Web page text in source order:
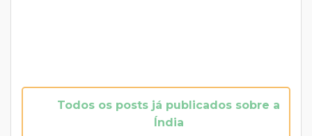
Todos os posts já publicados sobre a
Índia